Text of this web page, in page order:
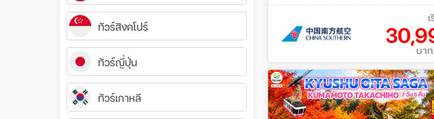
ทัวร์สิงคโปร์
ทัวร์ญี่ปุ่น
ทัวร์เกาหลี
บา